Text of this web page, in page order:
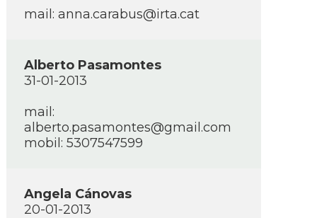
mail: anna.carabus@irta.cat
Alberto Pasamontes
31-01-2013
mail:
alberto.pasamontes@gmail.com
mobil: 5307547599
Angela Cánovas
20-01-2013